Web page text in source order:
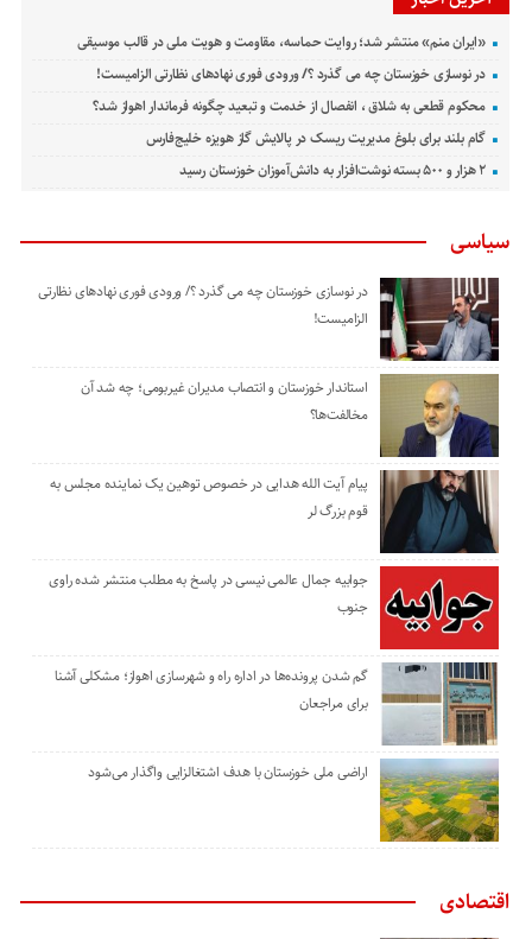
«ایران منم» منتشر شد؛ روایت حماسه، مقاومت و هویت ملی در قالب موسیقی
در نوسازی خوزستان چه می گذرد ؟/ ورودی فوری نهادهای نظارتی الزامیست!
محکوم قطعی به شلاق ، انفصال از خدمت و تبعید چگونه فرماندار اهواز شد؟
گام بلند برای بلوغ مدیریت ریسک در پالایش گاز هویزه خلیج‌فارس
۲ هزار و ۵۰۰ بسته نوشت‌افزار به دانش‌آموزان خوزستان رسید
سیاسی
در نوسازی خوزستان چه می گذرد ؟/ ورودی فوری نهادهای نظارتی
الزامیست!
استاندار خوزستان و انتصاب مدیران غیربومی؛ چه شد آن
مخالفت‌ها؟
پیام آیت الله هدایی در خصوص توهین یک نماینده مجلس به
قوم بزرگ لر
جوابیه جمال عالمی نیسی در پاسخ به مطلب منتشر شده راوی
جنوب
گم شدن پرونده‌ها در اداره راه و شهرسازی اهواز؛ مشکلی آشنا
برای مراجعان
اراضی ملی خوزستان با هدف اشتغالزایی واگذار می‌شود
اقتصادی